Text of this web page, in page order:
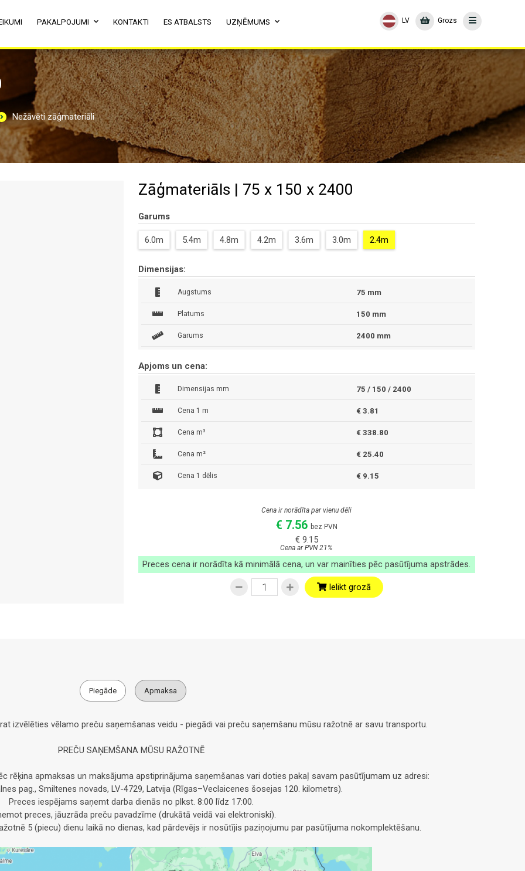
PAKALPOJUMI KONTAKTI ES ATBALSTS
UZŅĒMUMS
Grozs
LV
Nežāvēti zāģmateriāli
Zāģmateriāls | 75 x 150 x 2400
Garums
6.0m 5.4m 4.8m 4.2m 3.6m 3.0m 2.4m
Dimensijas:
Augstums 75 mm
Platums 150 mm
Garums 2400 mm
Apjoms un cena:
Dimensijas mm 75 / 150 / 2400
Cena 1 m € 3.81
Cena m³ € 338.80
Cena m² € 25.40
Cena 1 dēlis € 9.15
Cena ir norādīta par vienu dēli
€ 7.56 bez PVN
€ 9.15
Cena ar PVN 21%
Preces cena ir norādīta kā minimālā cena, un var mainīties pēc pasūtījuma apstrādes.
Ielikt grozā
Piegāde Apmaksa
izvēlēties vēlamo preču saņemšanas veidu - piegādi vai preču saņemšanu mūsu ražotnē ar savu transportu.
PREČU SAŅEMŠANA MŪSU RAŽOTNĒ
rēķina apmaksas un maksājuma apstiprinājuma saņemšanas vari doties pakaļ savam pasūtījumam uz adresi:
pag., Smiltenes novads, LV-4729, Latvija (Rīgas–Veclaicenes šosejas 120. kilometrs).
Preces iespējams saņemt darba dienās no plkst. 8:00 līdz 17:00.
preces, jāuzrāda preču pavadzīme (drukātā veidā vai elektroniski).
5 (piecu) dienu laikā no dienas, kad pārdevējs ir nosūtījis paziņojumu par pasūtījuma nokomplektēšanu.